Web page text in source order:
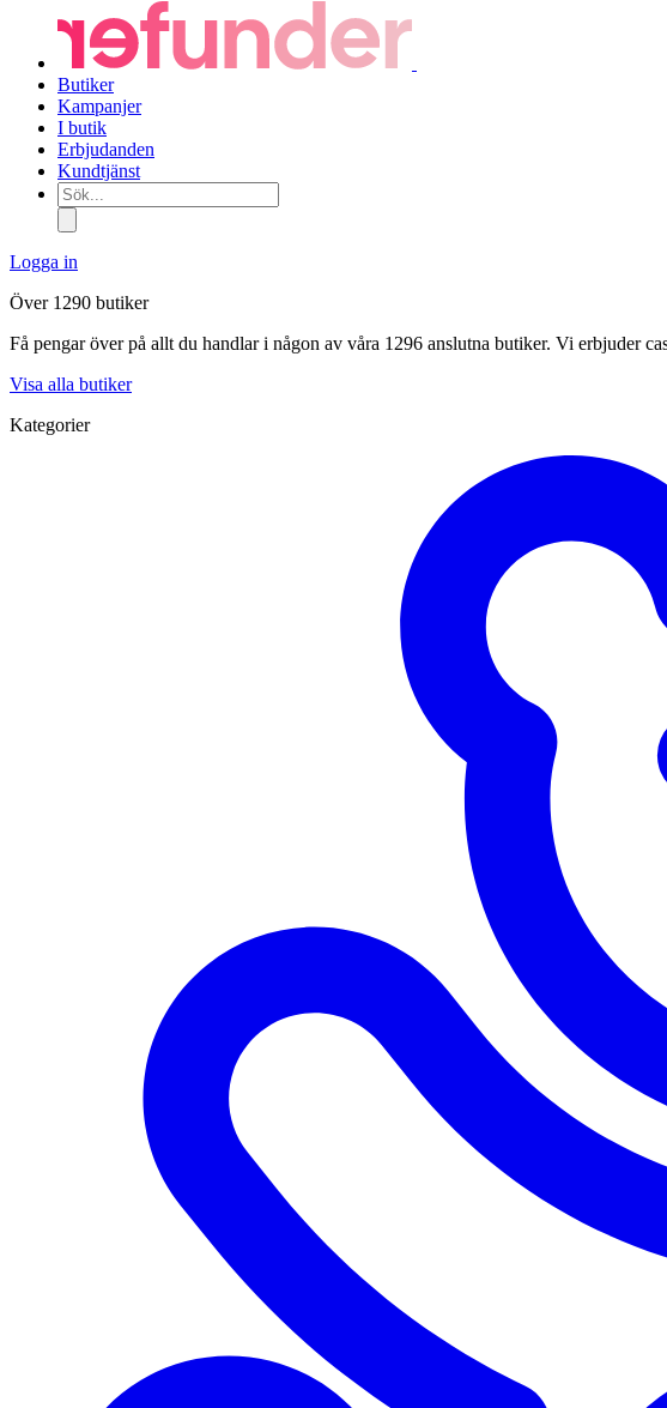
Butiker
Kampanjer
I butik
Erbjudanden
Kundtjänst
Sök...
Logga in
Över 1290 butiker
Få pengar över på allt du handlar i någon av våra 1296 anslutna butiker. Vi erbjuder
Visa alla butiker
Kategorier